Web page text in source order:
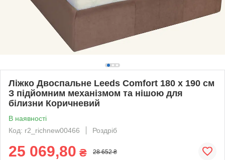
Ліжко Двоспальне Leeds Comfort 180 х 190 см
З підйомним механізмом та нішою для
білизни Коричневий
В наявності
Код: r2_richnew00466
Роздріб
25 069,80 ₴ 28 652 ₴